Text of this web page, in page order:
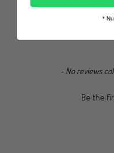
- No reviews
Be the
New content loaded
*